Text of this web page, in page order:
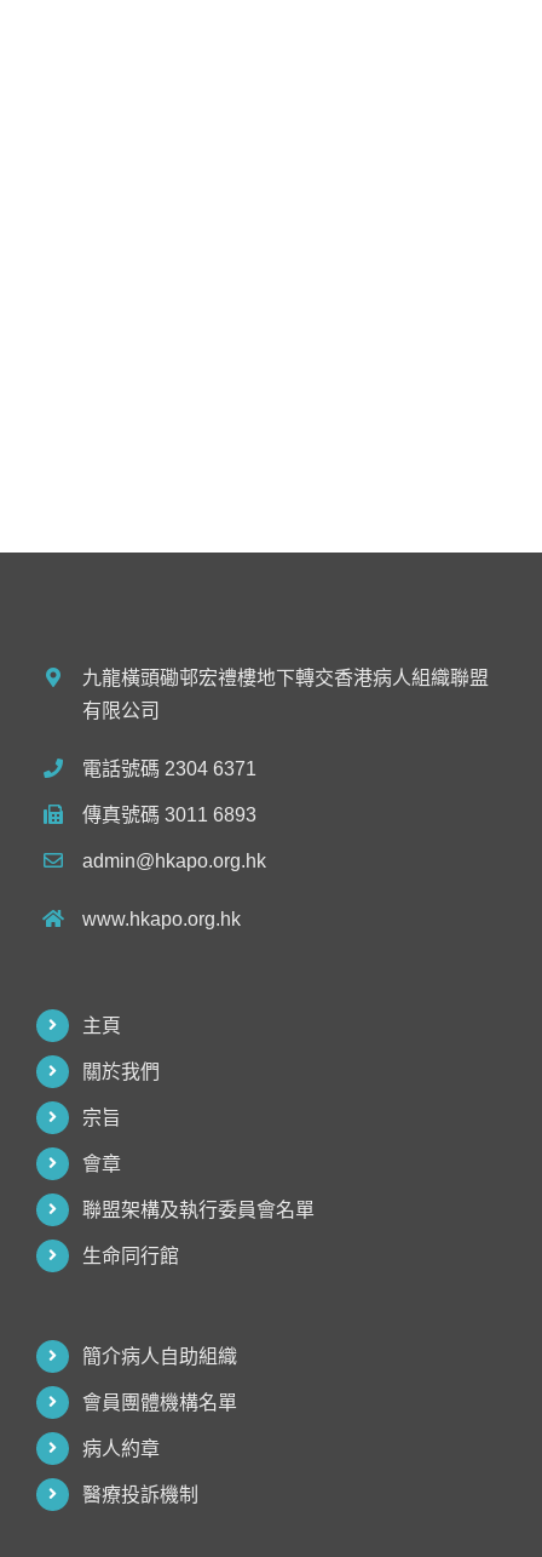
九龍橫頭磡邨宏禮樓地下轉交香港病人組織聯盟
有限公司
電話號碼 2304 6371
傳真號碼 3011 6893
admin@hkapo.org.hk
www.hkapo.org.hk
主頁
關於我們
宗旨
會章
聯盟架構及執行委員會名單
生命同行館
簡介病人自助組織
會員團體機構名單
病人約章
醫療投訴機制